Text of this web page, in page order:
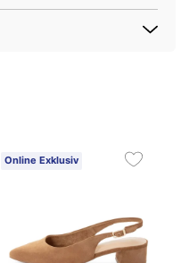
Online Exklusiv